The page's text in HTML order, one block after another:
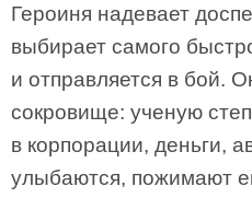
Героиня надевает
выбирает самого
и отправляется в бой.
сокровище: ученую
в корпорации, деньги,
улыбаются, пожимают